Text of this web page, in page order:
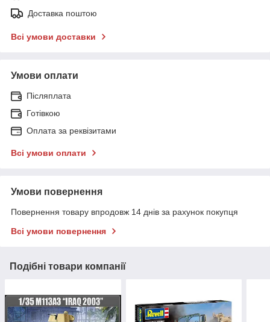
Доставка поштою
Всі умови доставки
Умови оплати
Післяплата
Готівкою
Оплата за реквізитами
Всі умови оплати
Умови повернення
Повернення товару впродовж 14 днів за рахунок покупця
Всі умови повернення
Подібні товари компанії